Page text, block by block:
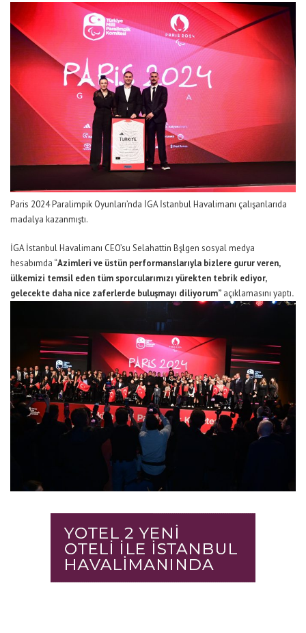
Paris 2024 Paralimpik Oyunları’nda İGA İstanbul Havalimanı çalışanlarıda
madalya kazanmıştı.
İGA İstanbul Havalimanı CEO’su Selahattin Bşlgen sosyal medya
hesabımda “Azimleri ve üstün performanslarıyla bizlere gurur veren,
ülkemizi temsil eden tüm sporcularımızı yürekten tebrik ediyor,
gelecekte daha nice zaferlerde buluşmayı diliyorum” açıklamasını yaptı.